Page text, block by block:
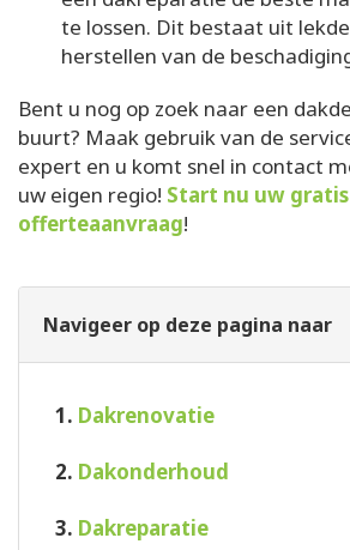
te lossen. Dit bestaat uit
herstellen van de
Bent u nog op zoek naar een
buurt? Maak gebruik van de
expert en u komt snel in contact
uw eigen regio! Start nu uw gratis
offerteaanvraag!
Navigeer op deze pagina naar
1. Dakrenovatie
2. Dakonderhoud
3. Dakreparatie